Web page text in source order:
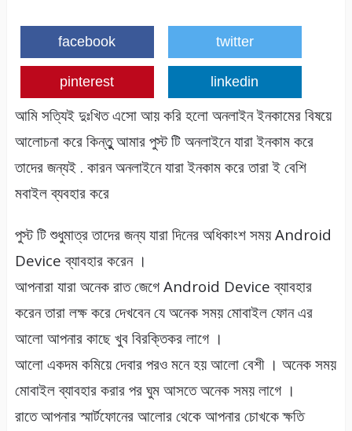
facebook twitter
pinterest linkedin
আমি সত্যিই দুঃখিত এসো আয় করি হলো অনলাইন ইনকামের বিষয়ে
আলোচনা করে কিন্তুু আমার পুস্ট টি অনলাইনে যারা ইনকাম করে
তাদের জন্যই . কারন অনলাইনে যারা ইনকাম করে তারা ই বেশি
মবাইল ব্যবহার করে
পুস্ট টি শুধুমাত্র তাদের জন্য যারা দিনের অধিকাংশ সময় Android
Device ব্যাবহার করেন ।
আপনারা যারা অনেক রাত জেগে Android Device ব্যাবহার
করেন তারা লক্ষ করে দেখবেন যে অনেক সময় মোবাইল ফোন এর
আলো আপনার কাছে খুব বিরক্তিকর লাগে ।
আলো একদম কমিয়ে দেবার পরও মনে হয় আলো বেশী । অনেক সময়
মোবাইল ব্যাবহার করার পর ঘুম আসতে অনেক সময় লাগে ।
রাতে আপনার স্মার্টফোনের আলোর থেকে আপনার চোখকে ক্ষতি